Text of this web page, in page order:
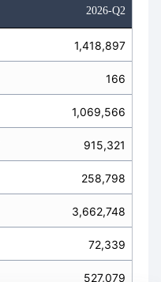
2026-Q2
1,418,897
166
1,069,566
915,321
258,798
3,662,748
72,339
527,079